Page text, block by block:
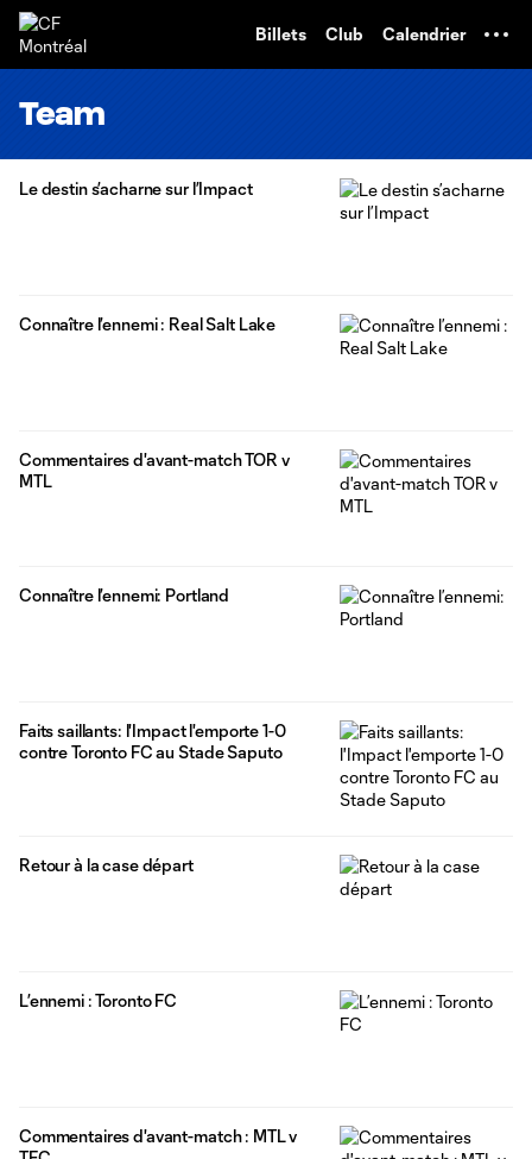
Billets Club Calendrier
Team
Le destin s’acharne sur l’Impact
Connaître l’ennemi : Real Salt Lake
Commentaires d'avant-match TOR v
MTL
Connaître l’ennemi: Portland
Faits saillants: l'Impact l'emporte 1-0
contre Toronto FC au Stade Saputo
Retour à la case départ
L’ennemi : Toronto FC
Commentaires d'avant-match : MTL v